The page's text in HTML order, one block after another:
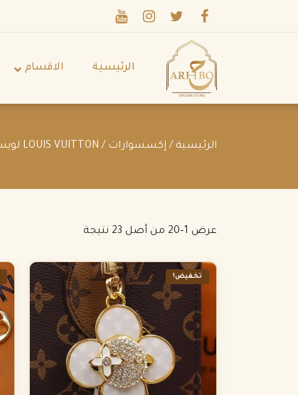
الرئيسية الاقسام
الرئيسية /إكسسوارات / LOUIS VUITTON لويس فيتون
عرض 1–20 من أصل 23 نتيجة
تخفيض!